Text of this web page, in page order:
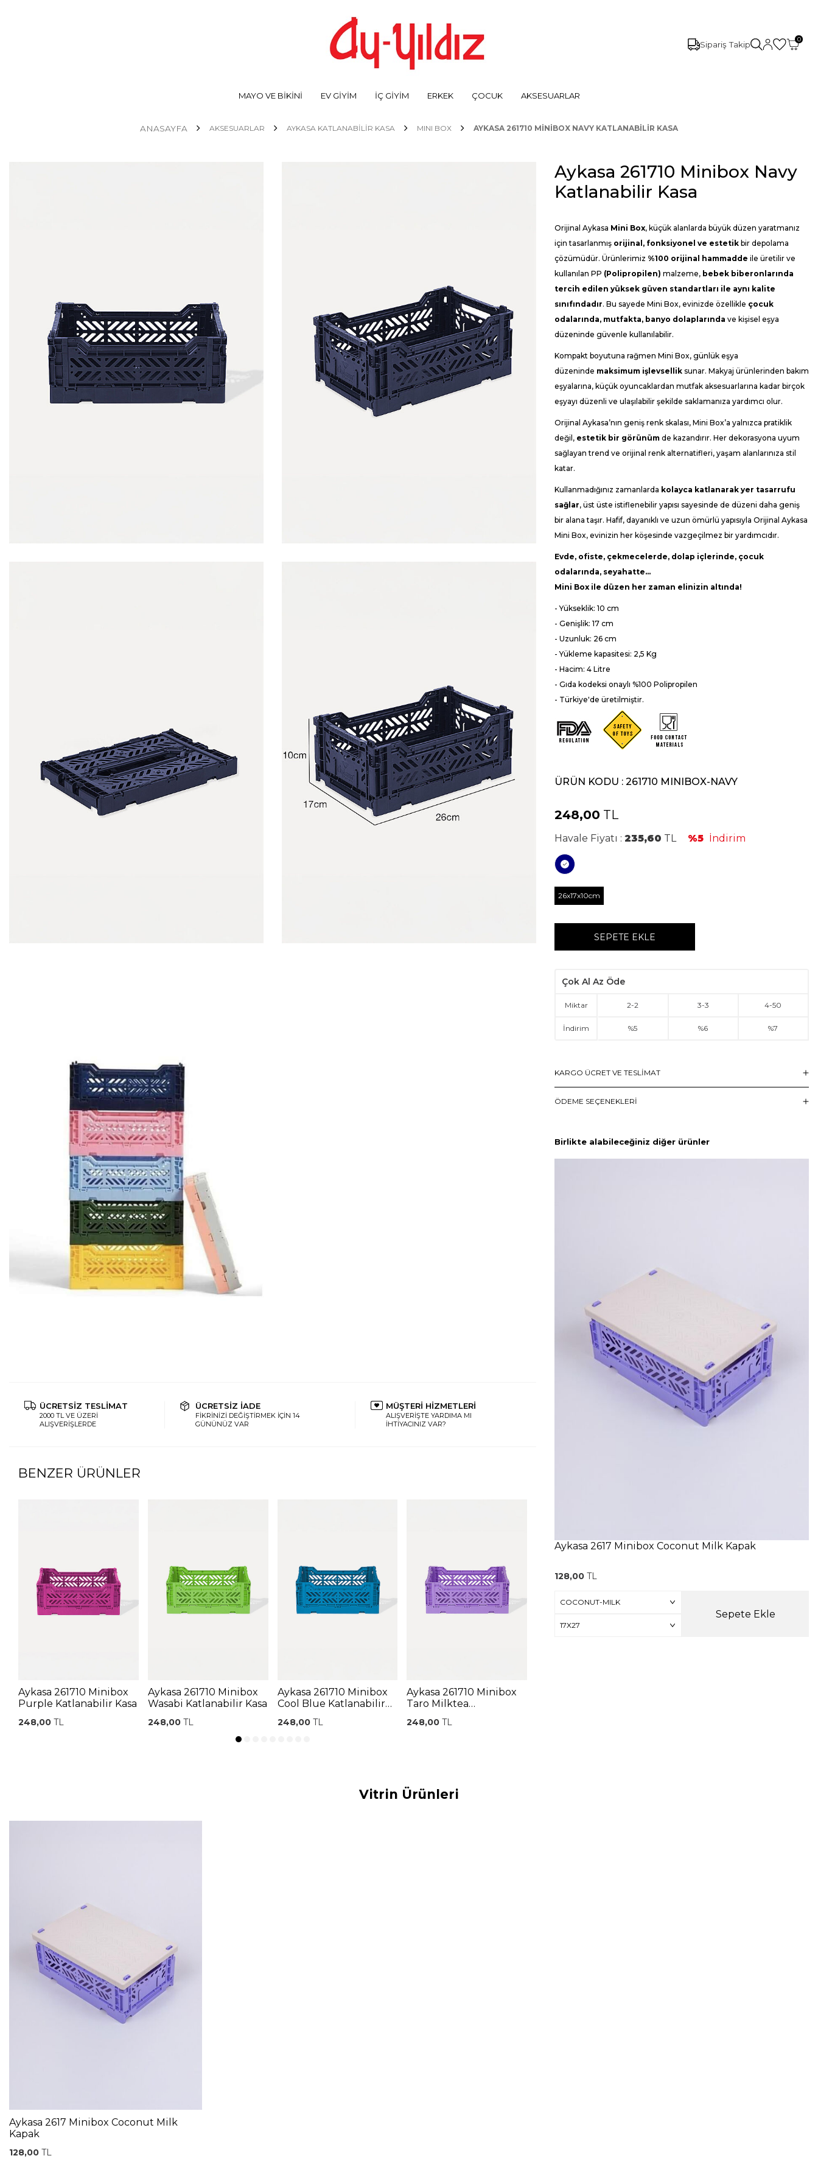
Sipariş Takip
0
MAYO VE BİKİNİ EV GİYİM İÇ GİYİM ERKEK ÇOCUK AKSESUARLAR
ANASAYFA AKSESUARLAR AYKASA KATLANABİLİR KASA MINI BOX AYKASA 261710 MINIBOX NAVY KATLANABILIR KASA
ÜCRETSİZ TESLİMAT
2000 TL VE ÜZERİ
ALIŞVERİŞLERDE
ÜCRETSİZ İADE
FİKRİNİZİ DEĞİŞTİRMEK İÇİN 14
GÜNÜNÜZ VAR
MÜŞTERİ HİZMETLERİ
ALIŞVERİŞTE YARDIMA MI
İHTİYACINIZ VAR?
BENZER ÜRÜNLER
Aykasa 261710 Minibox
Purple Katlanabilir Kasa
248,00 TL
Aykasa 261710 Minibox
Wasabi Katlanabilir Kasa
248,00TL
Aykasa 261710 Minibox
Cool Blue Katlanabilir
248,00TL
Aykasa 261710 Minibox
Taro Milktea
248,00 TL
Aykasa 261710 Minibox Navy
Katlanabilir Kasa
Orijinal Aykasa Mini Box, küçük alanlarda büyük düzen yaratmanız
için tasarlanmış orijinal, fonksiyonel ve estetik bir depolama
çözümüdür. Ürünlerimiz %100 orijinal hammadde ile üretilir ve
kullanılan PP (Polipropilen) malzeme, bebek biberonlarında
tercih edilen yüksek güven standartları ile aynı kalite
sınıfındadır. Bu sayede Mini Box, evinizde özellikle çocuk
odalarında, mutfakta, banyo dolaplarında ve kişisel eşya
düzeninde güvenle kullanılabilir.
Kompakt boyutuna rağmen Mini Box, günlük eşya
düzeninde maksimum işlevsellik sunar. Makyaj ürünlerinden bakım
eşyalarına, küçük oyuncaklardan mutfak aksesuarlarına kadar birçok
eşyayı düzenli ve ulaşılabilir şekilde saklamanıza yardımcı olur.
Orijinal Aykasa’nın geniş renk skalası, Mini Box’a yalnızca pratiklik
değil, estetik bir görünüm de kazandırır. Her dekorasyona uyum
sağlayan trend ve orijinal renk alternatifleri, yaşam alanlarınıza stil
katar.
Kullanmadığınız zamanlarda kolayca katlanarak yer tasarrufu
sağlar, üst üste istiflenebilir yapısı sayesinde de düzeni daha geniş
bir alana taşır. Hafif, dayanıklı ve uzun ömürlü yapısıyla Orijinal Aykasa
Mini Box, evinizin her köşesinde vazgeçilmez bir yardımcıdır.
Evde, ofiste, çekmecelerde, dolap içlerinde, çocuk
odalarında, seyahatte…
Mini Box ile düzen her zaman elinizin altında!
- Yükseklik: 10 cm
- Genişlik: 17 cm
- Uzunluk: 26 cm
- Yükleme kapasitesi: 2,5 Kg
- Hacim: 4 Litre
- Gıda kodeksi onaylı %100 Polipropilen
- Türkiye'de üretilmiştir.
ÜRÜN KODU : 261710 MINIBOX-NAVY
248,00 TL
Havale Fiyatı : 235,60 TL %5 İndirim
26x17x10cm
SEPETE EKLE
Çok Al Az Öde
Miktar
İndirim
2-2
%5
3-3
%6
4-50
%7
KARGO ÜCRET VE TESLİMAT
ÖDEME SEÇENEKLERI
Birlikte alabileceğiniz diğer ürünler
Aykasa 2617 Minibox Coconut Milk Kapak
128,00 TL
Sepete Ekle
Vitrin Ürünleri
Aykasa 2617 Minibox Coconut Milk
Kapak
128,00 TL